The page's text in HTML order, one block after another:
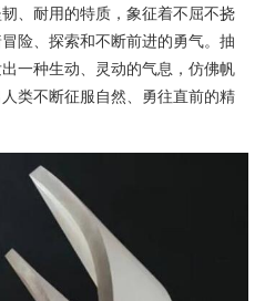
耐用的特质，象征着不屈不挠
险、探索和不断前进的勇气。抽
一种生动、灵动的气息，仿佛帆
类不断征服自然、勇往直前的精